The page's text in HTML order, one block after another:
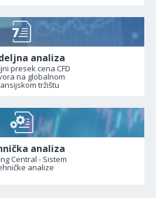
analiza
presek cena CFD
na globalnom
tržištu
analiza
Central - Sistem
analize